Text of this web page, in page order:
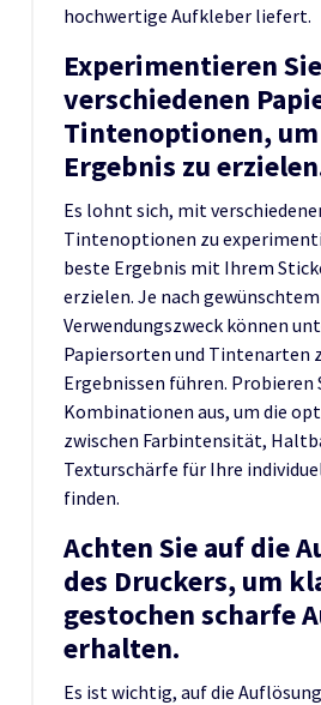
hochwertige Aufkleber liefert.
Experimentieren
verschiedenen
Tintenoptionen,
Ergebnis zu
Es lohnt sich, mit
Tintenoptionen zu
beste Ergebnis mit Ihrem
erzielen. Je nach
Verwendungszweck können
Papiersorten und Tintenarten
Ergebnissen führen. Probieren
Kombinationen aus, um die
zwischen Farbintensität,
Texturschärfe für Ihre
finden.
Achten Sie auf die
des Druckers, um
gestochen scharfe
erhalten.
Es ist wichtig, auf die